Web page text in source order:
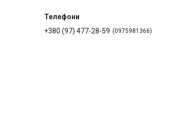
+380 (97) 477-28-59 0975981366